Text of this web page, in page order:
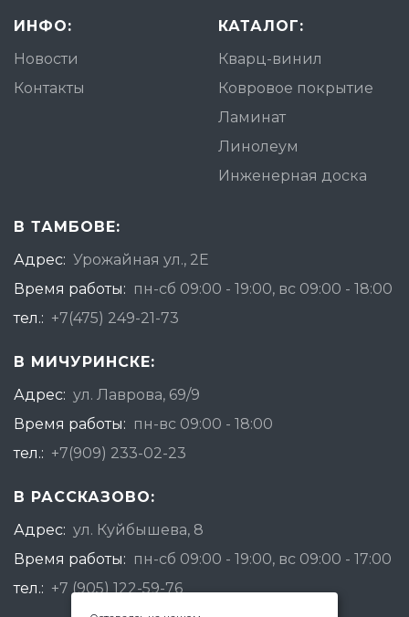
ИНФО:
Новости
Контакты
КАТАЛОГ:
Кварц-винил
Ковровое покрытие
Ламинат
Линолеум
Инженерная доска
В ТАМБОВЕ:
Адрес: Урожайная ул., 2Е
Время работы: пн-сб 09:00 - 19:00, вс 09:00 - 18:00
тел.: +7(475) 249-21-73
В МИЧУРИНСКЕ:
Адрес: ул. Лаврова, 69/9
Время работы: пн-вс 09:00 - 18:00
тел.: +7(909) 233-02-23
В РАССКАЗОВО:
Адрес: ул. Куйбышева, 8
Время работы: пн-сб 09:00 - 19:00, вс 09:00 - 17:00
тел.: +7 (905) 122-59-76